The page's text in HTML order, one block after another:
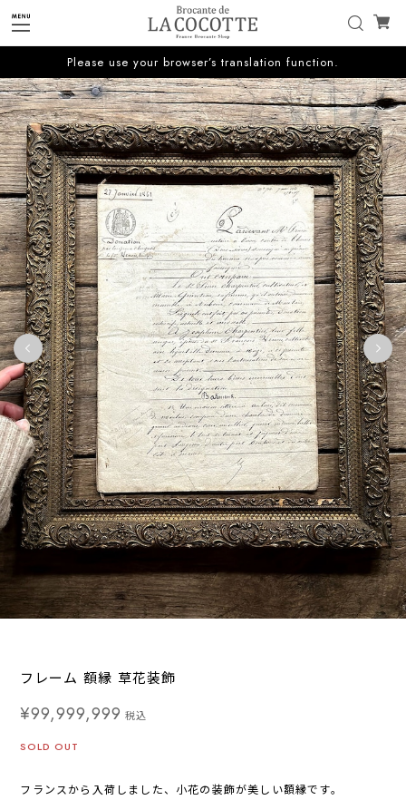
Please use your browser’s translation function.
フレーム 額縁 草花装飾
¥99,999,999 税込
SOLD OUT
フランスから入荷しました、小花の装飾が美しい額縁です。